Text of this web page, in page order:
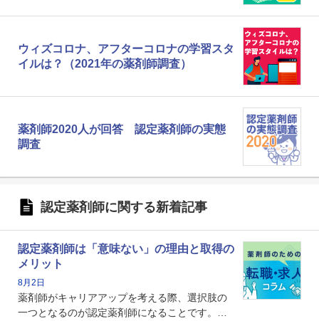
ウィズコロナ、アフターコロナの学習スタ
イルは？（2021年の薬剤師調査）
薬剤師2020人が回答 認定薬剤師の実態
調査
認定薬剤師に関する新着記事
認定薬剤師は「意味ない」の理由と取得の
メリット
8月2日
薬剤師がキャリアアップを考える際、選択肢の
一つとなるのが認定薬剤師になることです。し